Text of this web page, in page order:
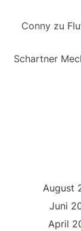
Conny zu
Schartner
August
Juni
April